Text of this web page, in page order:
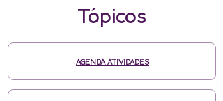
Tópicos
AGENDA ATIVIDADES